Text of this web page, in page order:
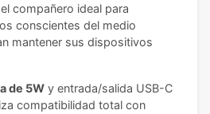
compañero ideal para
conscientes del medio
mantener sus dispositivos
de 5W y entrada/salida USB-C
compatibilidad total con